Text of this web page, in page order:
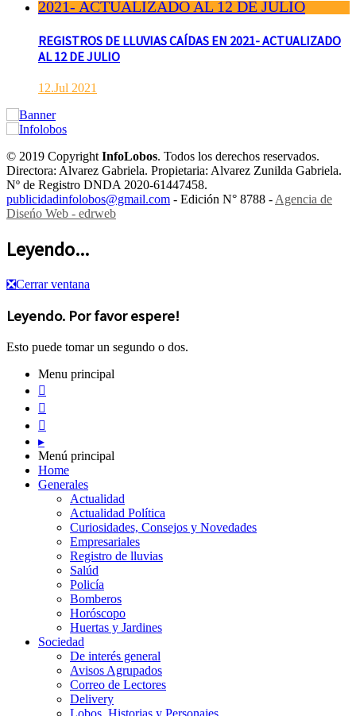
REGISTROS DE LLUVIAS CAÍDAS EN 2021- ACTUALIZADO
AL 12 DE JULIO
12.Jul 2021
© 2019 CopyrightInfoLobos. Todos los derechos reservados.
Directora: Alvarez Gabriela. Propietaria: Alvarez Zunilda Gabriela.
Nº de Registro DNDA 2020-61447458.
publicidadinfolobos@gmail.com - Edición N° 8788 -Agencia de
Diseńo Web - edrweb
Leyendo...
❎Cerrar ventana
Leyendo. Por favor espere!
Esto puede tomar un segundo o dos.
Menu principal



▸
Menú principal
Home
Generales
Actualidad
Actualidad Política
Curiosidades, Consejos y Novedades
Empresariales
Registro de lluvias
Salúd
Policía
Bomberos
Horóscopo
Huertas y Jardines
Sociedad
De interés general
Avisos Agrupados
Correo de Lectores
Delivery
Lobos, Historias y Personajes